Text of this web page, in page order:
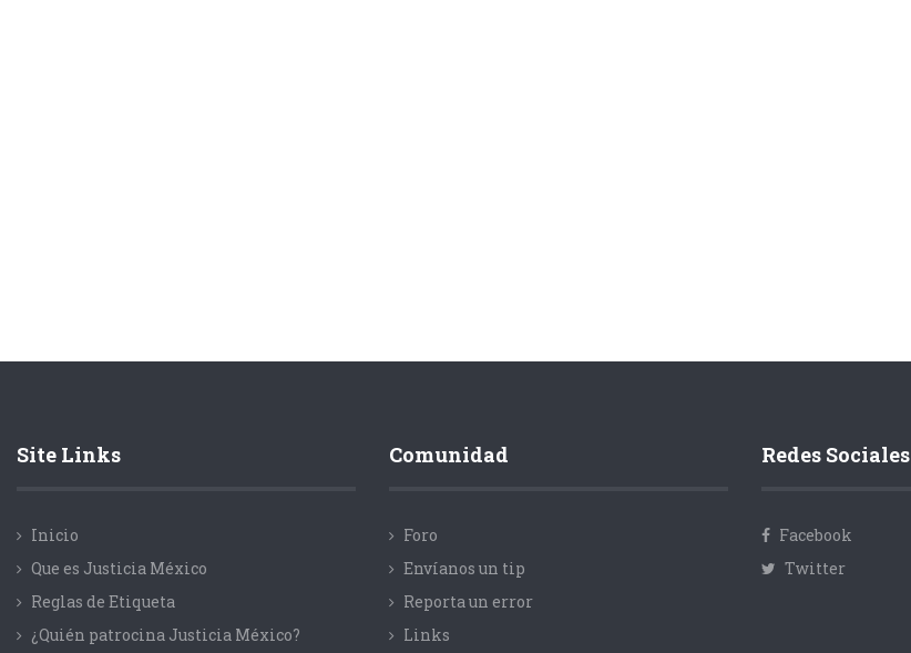
Site Links
Inicio
Que es Justicia México
Reglas de Etiqueta
¿Quién patrocina Justicia México?
Comunidad
Foro
Envíanos un tip
Reporta un error
Links
Redes Sociales
Facebook
Twitter